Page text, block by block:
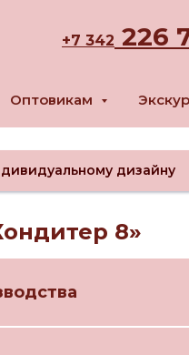
+7 342 226
Оптовикам
дизайну
8»